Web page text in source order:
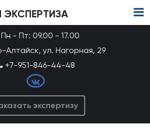
ЭКСПЕРТИЗА
Пн - Пт: 09.00 - 17.00
Алтайск, ул. Нагорная, 29
+7-951-846-44-48
экспертизу